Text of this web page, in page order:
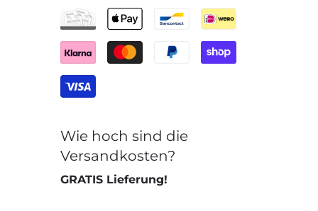
Wie hoch sind die
Versandkosten?
GRATIS Lieferung!